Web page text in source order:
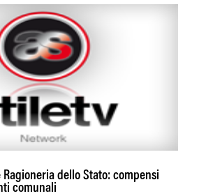
dello Stato: compensi
comunali